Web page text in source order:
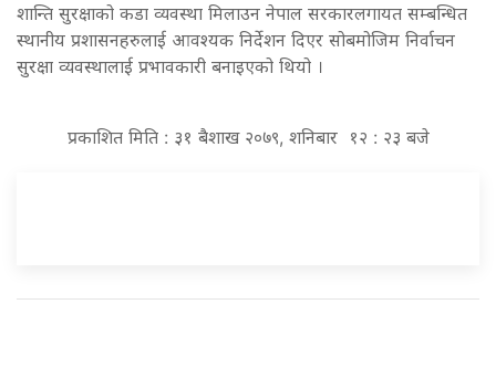
शान्ति सुरक्षाको कडा व्यवस्था मिलाउन नेपाल सरकारलगायत सम्बन्धित
स्थानीय प्रशासनहरुलाई आवश्यक निर्देशन दिएर सोबमोजिम निर्वाचन
सुरक्षा व्यवस्थालाई प्रभावकारी बनाइएको थियो ।
प्रकाशित मिति : ३१ बैशाख २०७९, शनिबार १२ : २३ बजे